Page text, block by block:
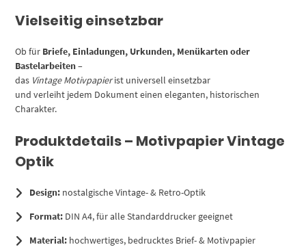
Vielseitig einsetzbar
Ob für Briefe, Einladungen, Urkunden, Menükarten oder
Bastelarbeiten–
das Vintage Motivpapierist universell einsetzbar
und verleiht jedem Dokument einen eleganten, historischen
Charakter.
Produktdetails – Motivpapier Vintage
Optik
Design: nostalgische Vintage- & Retro-Optik
Format: DIN A4, für alle Standarddrucker geeignet
Material: hochwertiges, bedrucktes Brief- & Motivpapier